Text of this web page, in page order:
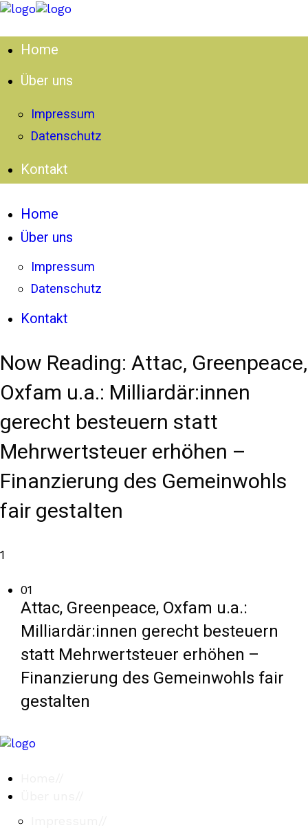
Home
Über uns
Impressum
Datenschutz
Kontakt
Home
Über uns
Impressum
Datenschutz
Kontakt
Now Reading: Attac, Greenpeace,
Oxfam u.a.: Milliardär:innen
gerecht besteuern statt
Mehrwertsteuer erhöhen –
Finanzierung des Gemeinwohls
fair gestalten
1
01
Attac, Greenpeace, Oxfam u.a.:
Milliardär:innen gerecht besteuern
statt Mehrwertsteuer erhöhen –
Finanzierung des Gemeinwohls fair
gestalten